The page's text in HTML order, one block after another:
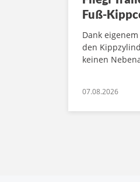
Fuß-
Dank
den
keinen
07.08.2026